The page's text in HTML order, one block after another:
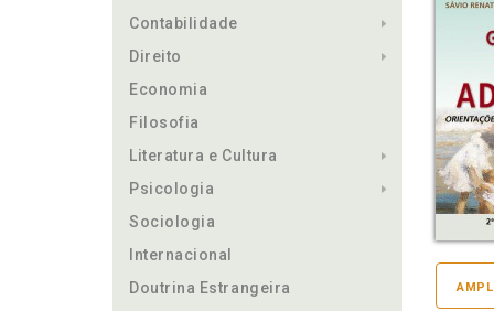
Contabilidade
Direito
Economia
Filosofia
Literatura e Cultura
Psicologia
Sociologia
Internacional
Doutrina Estrangeira